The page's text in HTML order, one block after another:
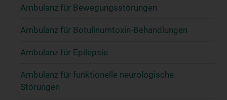
Ambulanz für Bewegungsstörungen
Ambulanz für Botulinumtoxin-Behandlungen
Ambulanz für Epilepsie
Ambulanz für funktionelle neurologische
Störungen